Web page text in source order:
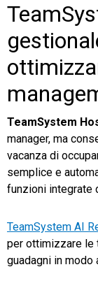
TeamSystem
manager, ma
vacanza di
semplice e
funzioni integrate
TeamSystem AI
per ottimizzare le
guadagni in modo